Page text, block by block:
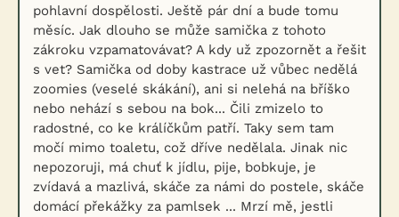
pohlavní dospělosti. Ještě pár dní a bude tomu
měsíc. Jak dlouho se může samička z tohoto
zákroku vzpamatovávat? A kdy už zpozornět a řešit
s vet? Samička od doby kastrace už vůbec nedělá
zoomies (veselé skákání), ani si nelehá na bříško
nebo nehází s sebou na bok... Čili zmizelo to
radostné, co ke králíčkům patří. Taky sem tam
močí mimo toaletu, což dříve nedělala. Jinak nic
nepozoruji, má chuť k jídlu, pije, bobkuje, je
zvídavá a mazlivá, skáče za námi do postele, skáče
domácí překážky za pamlsek ... Mrzí mě, jestli